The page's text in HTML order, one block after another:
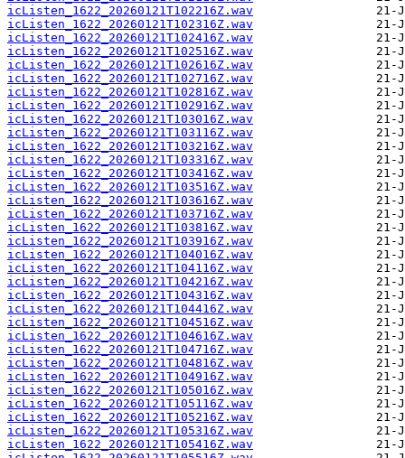
icListen_1622_20260121T102216Z.wav
icListen_1622_20260121T102316Z.wav
icListen_1622_20260121T102416Z.wav
icListen_1622_20260121T102516Z.wav
icListen_1622_20260121T102616Z.wav
icListen_1622_20260121T102716Z.wav
icListen_1622_20260121T102816Z.wav
icListen_1622_20260121T102916Z.wav
icListen_1622_20260121T103016Z.wav
icListen_1622_20260121T103116Z.wav
icListen_1622_20260121T103216Z.wav
icListen_1622_20260121T103316Z.wav
icListen_1622_20260121T103416Z.wav
icListen_1622_20260121T103516Z.wav
icListen_1622_20260121T103616Z.wav
icListen_1622_20260121T103716Z.wav
icListen_1622_20260121T103816Z.wav
icListen_1622_20260121T103916Z.wav
icListen_1622_20260121T104016Z.wav
icListen_1622_20260121T104116Z.wav
icListen_1622_20260121T104216Z.wav
icListen_1622_20260121T104316Z.wav
icListen_1622_20260121T104416Z.wav
icListen_1622_20260121T104516Z.wav
icListen_1622_20260121T104616Z.wav
icListen_1622_20260121T104716Z.wav
icListen_1622_20260121T104816Z.wav
icListen_1622_20260121T104916Z.wav
icListen_1622_20260121T105016Z.wav
icListen_1622_20260121T105116Z.wav
icListen_1622_20260121T105216Z.wav
icListen_1622_20260121T105316Z.wav
icListen_1622_20260121T105416Z.wav